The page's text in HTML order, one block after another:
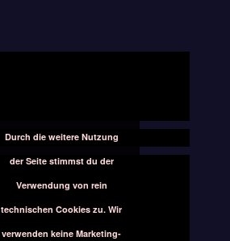
Durch die weitere Nutzung
der Seite stimmst du der
Verwendung von rein
technischen Cookies zu. Wir
verwenden keine Marketing-